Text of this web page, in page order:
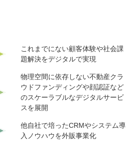
これまでにない顧客体験や社会課
題解決をデジタルで実現
物理空間に依存しない不動産クラ
ウドファンディングや顔認証など
のスケーラブルなデジタルサービ
スを展開
他自社で培ったCRMやシステム導
入ノウハウを外販事業化